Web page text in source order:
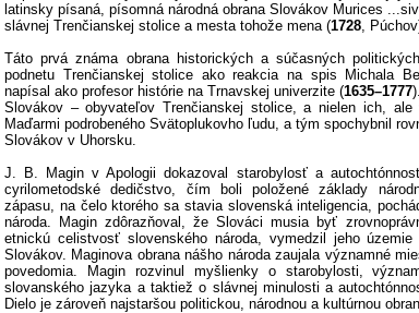
latinsky písaná, písomná národná obrana Slovákov Murices
slávnej Trenčianskej stolice a mesta tohože mena (1728,
Táto prvá známa obrana historických a súčasných
podnetu Trenčianskej stolice ako reakcia na spis Michala
napísal ako profesor histórie na Trnavskej univerzite (1635–1777
Slovákov – obyvateľov Trenčianskej stolice, a nielen ich,
Maďarmi podrobeného Svätoplukovho ľudu, a tým spochybnil
Slovákov v Uhorsku.
J. B. Magin v Apologii dokazoval starobylosť a
cyrilometodské dedičstvo, čím boli položené základy
zápasu, na čelo ktorého sa stavia slovenská inteligencia,
národa. Magin zdôrazňoval, že Slováci musia byť
etnickú celistvosť slovenského národa, vymedzil jeho
Slovákov. Maginova obrana nášho národa zaujala významné
povedomia. Magin rozvinul myšlienky o starobylosti,
slovanského jazyka a taktiež o slávnej minulosti a
Dielo je zároveň najstaršou politickou, národnou a kultúrnou